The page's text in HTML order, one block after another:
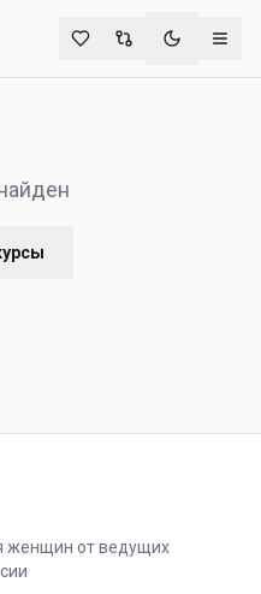
женщин от ведущих